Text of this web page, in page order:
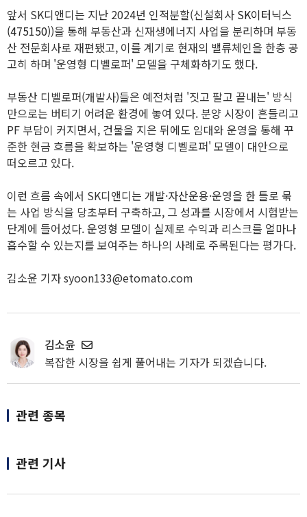
앞서 SK디앤디는 지난 2024년 인적분할(신설회사 SK이터닉스
(475150))을 통해 부동산과 신재생에너지 사업을 분리하며 부동
산 전문회사로 재편됐고, 이를 계기로 현재의 밸류체인을 한층 공
고히 하며 '운영형 디벨로퍼' 모델을 구체화하기도 했다.
부동산 디벨로퍼(개발사)들은 예전처럼 '짓고 팔고 끝내는' 방식
만으로는 버티기 어려운 환경에 놓여 있다. 분양 시장이 흔들리고
PF 부담이 커지면서, 건물을 지은 뒤에도 임대와 운영을 통해 꾸
준한 현금 흐름을 확보하는 '운영형 디벨로퍼' 모델이 대안으로
떠오르고 있다.
이런 흐름 속에서 SK디앤디는 개발·자산운용·운영을 한 틀로 묶
는 사업 방식을 당초부터 구축하고, 그 성과를 시장에서 시험받는
단계에 들어섰다. 운영형 모델이 실제로 수익과 리스크를 얼마나
흡수할 수 있는지를 보여주는 하나의 사례로 주목된다는 평가다.
김소윤 기자 syoon133@etomato.com
김소윤
복잡한 시장을 쉽게 풀어내는 기자가 되겠습니다.
관련 종목
관련 기사